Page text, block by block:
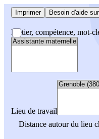
Imprimer Besoin d'aide
Métier, compétence, mot-
Lieu de travail
Distance autour du lieu